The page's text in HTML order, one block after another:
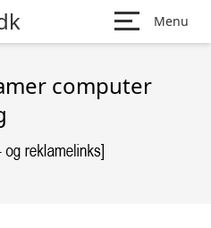
Menu
computer